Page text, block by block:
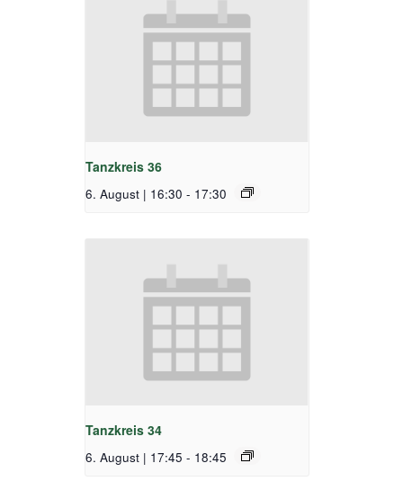
Tanzkreis 36
6. August | 16:30 - 17:30
Tanzkreis 34
6. August | 17:45 - 18:45